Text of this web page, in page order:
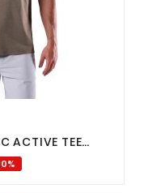

ACTIVE TEE